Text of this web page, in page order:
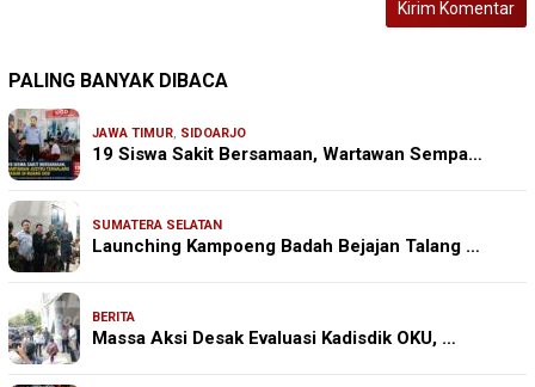
PALING BANYAK DIBACA
JAWA TIMUR, SIDOARJO
19 Siswa Sakit Bersamaan, Wartawan Sempa…
SUMATERA SELATAN
Launching Kampoeng Badah Bejajan Talang …
BERITA
Massa Aksi Desak Evaluasi Kadisdik OKU, …